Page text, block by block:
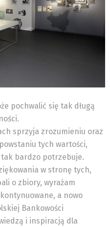
pochwalić się tak długą
sprzyja zrozumieniu oraz
tych wartości,
bardzo potrzebuje.
w stronę tych,
o zbiory, wyrażam
a nowo
Bankowości
i inspiracją dla